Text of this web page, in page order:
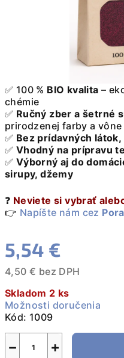
✅ 100 % BIO kvalita –
chémie
✅ Ručný zber a šetrné
prirodzenej farby a vône
✅ Bez prídavných
✅ Vhodný na prípravu
✅ Výborný aj do
sirupy, džemy
❓ Neviete si vybrať
👉 Napíšte nám cez
5,54 €
4,50 € bez DPH
cena:
Skladom 2 ks
Možnosti doručenia
Kód: 1009
+
−